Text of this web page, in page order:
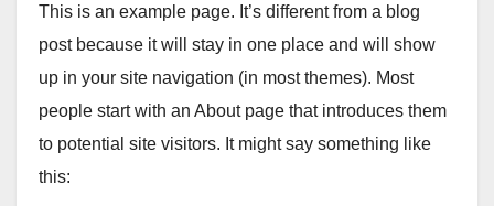
c
e
b
o
ail at
s
A
p
p
y
Li
n
k
ar
e
This is an example page. It’s different from a blog
post because it will stay in one place and will show
up in your site navigation (in most themes). Most
people start with an About page that introduces them
to potential site visitors. It might say something like
this: